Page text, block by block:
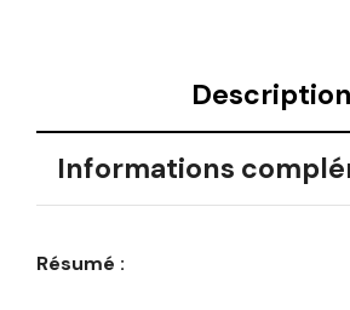
Description
Informations
Résumé :